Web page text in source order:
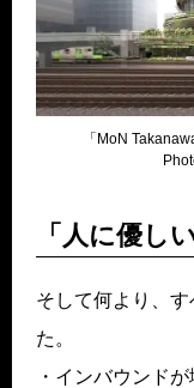
「MoN
「人に優し
そして何より、
た。
・インバウンド